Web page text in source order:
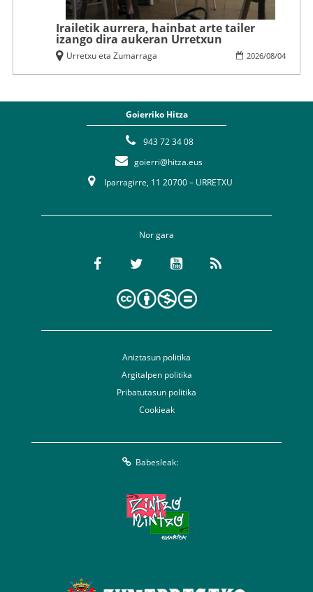
Irailetik aurrera, hainbat arte tailer
izango dira aukeran Urretxun
2026/08/04
Urretxu eta Zumarraga
Goierriko Hitza
943 72 34 08
goierri@hitza.eus
Iparragirre, 11 20700 – URRETXU
Nor gara
Aniztasun politika
Argitalpen politika
Pribatutasun politika
Cookieak
Babesleak: